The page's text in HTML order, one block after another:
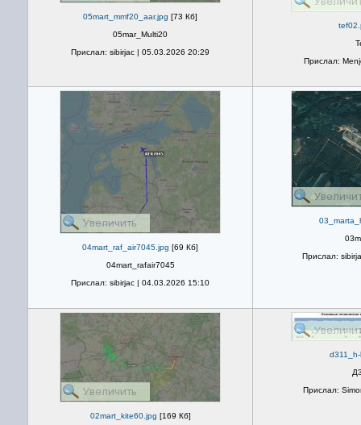
05mart_mmf20_aar.jpg [73 Кб]
05mar_Multi20
Прислал: sibirjac | 05.03.2026 20:29
Прислал:
04mart_raf_air7045.jpg [69 Кб]
04mart_rafair7045
Прислал: sibirjac | 04.03.2026 15:10
Прислал:
02mart_kite60.jpg [169 Кб]
Прислал: